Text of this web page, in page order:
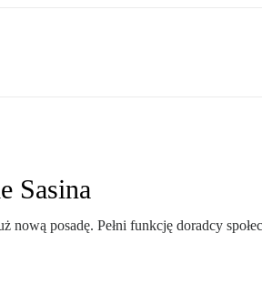
Sasina
posadę. Pełni funkcję doradcy